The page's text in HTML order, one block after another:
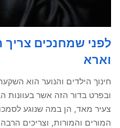
לפני שמחנכים
וארא
חינוך הילדים והנוער הוא
ובפרט בדור הזה אשר בעוונות
צעיר מאד, הן במה שנוגע
המורים והמורות, וצריכים